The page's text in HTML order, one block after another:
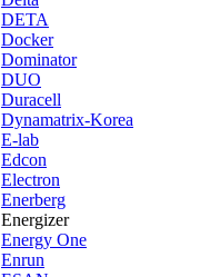
DETA
Docker
Dominator
DUO
Duracell
Dynamatrix-Korea
E-lab
Edcon
Electron
Enerberg
Energizer
Energy One
Enrun